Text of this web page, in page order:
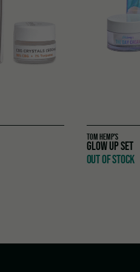
TOM HEMP'S
GLOW UP SET
OUT OF STOCK